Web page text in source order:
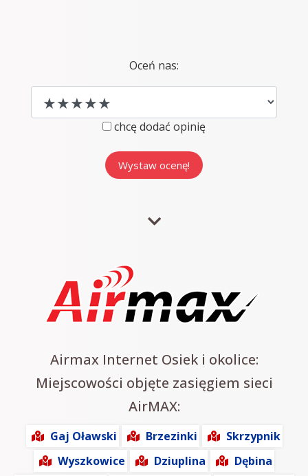
Oceń nas:
chcę dodać opinię
Airmax Internet Osiek i okolice:
Miejscowości objęte zasięgiem sieci
AirMAX:
Gaj Oławski Brzezinki
Skrzypnik
Wyszkowice
Dziuplina
Dębina